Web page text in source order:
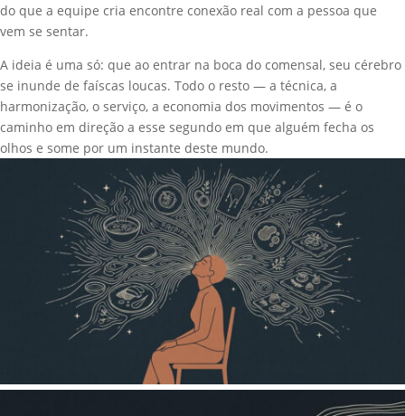
do que a equipe cria encontre conexão real com a pessoa que
vem se sentar.
A ideia é uma só: que ao entrar na boca do comensal, seu cérebro
se inunde de faíscas loucas. Todo o resto — a técnica, a
harmonização, o serviço, a economia dos movimentos — é o
caminho em direção a esse segundo em que alguém fecha os
olhos e some por um instante deste mundo.